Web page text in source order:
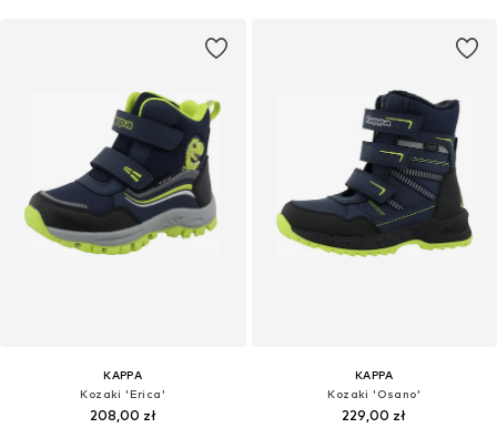
KAPPA
Kozaki 'Erica'
208,00 zł
KAPPA
Kozaki 'Osano'
229,00 zł